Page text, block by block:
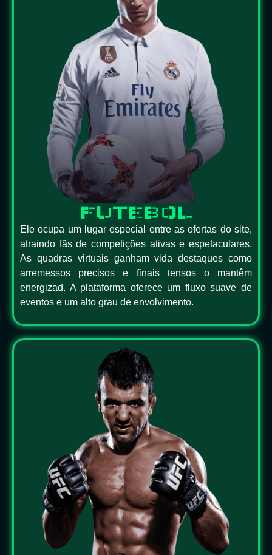
FUTEBOL
Ele ocupa um lugar especial entre as ofertas do site,
atraindo fãs de competições ativas e espetaculares.
As quadras virtuais ganham vida destaques como
arremessos precisos e finais tensos o mantêm
energizad. A plataforma oferece um fluxo suave de
eventos e um alto grau de envolvimento.